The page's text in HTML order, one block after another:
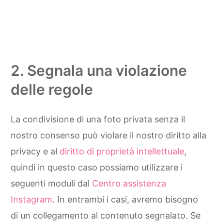
2. Segnala una violazione
delle regole
La condivisione di una foto privata senza il
nostro consenso può violare il nostro diritto alla
privacy e al diritto di proprietà intellettuale,
quindi in questo caso possiamo utilizzare i
seguenti moduli dal Centro assistenza
Instagram. In entrambi i casi, avremo bisogno
di un collegamento al contenuto segnalato. Se